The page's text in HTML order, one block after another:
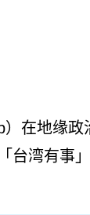
在地缘
湾有事